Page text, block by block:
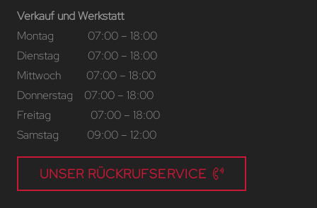
Verkauf und Werkstatt
Montag 07:00 – 18:00
Dienstag 07:00 – 18:00
Mittwoch 07:00 – 18:00
Donnerstag 07:00 – 18:00
Freitag 07:00 – 18:00
Samstag 09:00 – 12:00
UNSER RÜCKRUFSERVICE